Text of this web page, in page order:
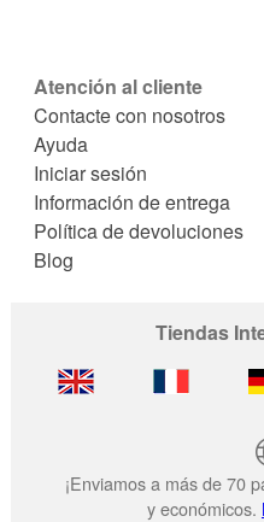
Atención al cliente
Contacte con nosotros
Ayuda
Iniciar sesión
Información de entrega
Política de devoluciones
Blog
Tiendas
¡Enviamos a más de 70
y económicos.